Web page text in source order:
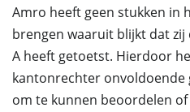
Amro heeft geen stukken in
brengen waaruit blijkt dat
A heeft getoetst. Hierdoor
kantonrechter
om te kunnen beoordelen